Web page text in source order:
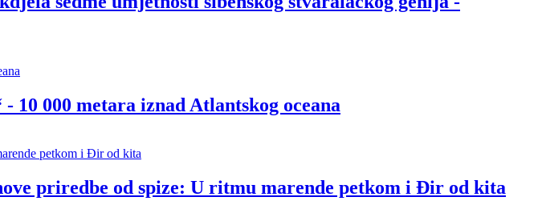
10 000 metara iznad Atlantskog oceana
priredbe od spize: U ritmu marende petkom i Đir od kita